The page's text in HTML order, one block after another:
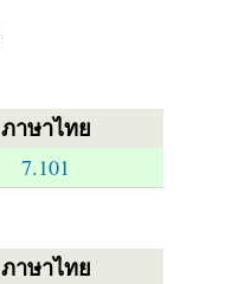
ภาษาไทย
7.101
ภาษาไทย